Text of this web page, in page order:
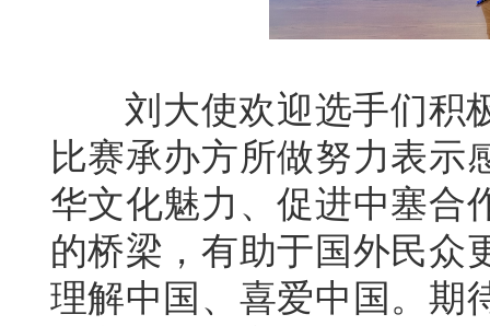
刘大使欢迎选手们积极
比赛承办方所做努力表示
华文化魅力、促进中塞合
的桥梁，有助于国外民众
理解中国、喜爱中国。期